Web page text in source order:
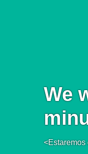
We
<Estaremos